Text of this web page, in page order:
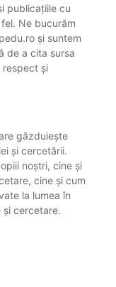
publicațiile cu
Ne bucurăm
și suntem
de a cita sursa
respect și
găzduiește
și cercetării.
noștri, cine și
cine și cum
la lumea în
și cercetare.